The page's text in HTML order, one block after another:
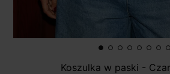
Koszulka w paski -